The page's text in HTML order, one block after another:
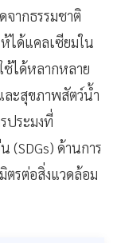
จากธรรมชาติ
ได้แคลเซียมใน
ได้หลากหลาย
ละสุขภาพสัตว์น้ำ
ประมงที่
(SDGs) ด้านการ
รต่อสิ่งแวดล้อม